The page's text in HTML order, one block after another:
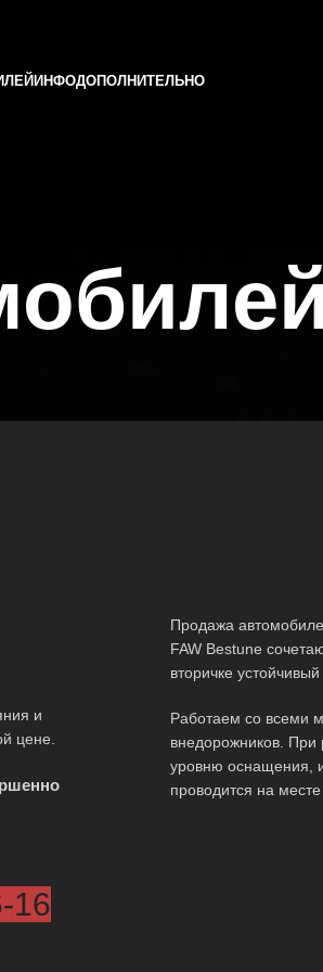
ИНФОДОПОЛНИТЕЛЬНО
и
цене.
16
Продажа
FAW Bestune
вторичке
Работаем со всеми
внедорожников. При
уровню оснащения,
проводится на